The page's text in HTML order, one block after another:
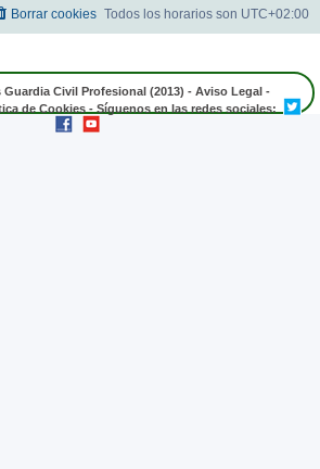
Todos los horarios son UTC+02:00
Borrar cookies
Civil Profesional (2013) - Aviso Legal -
de Cookies - Síguenos en las redes sociales: